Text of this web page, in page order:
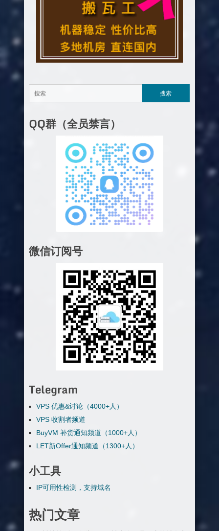
QQ群（全员禁言）
微信订阅号
Telegram
VPS 优惠&讨论（4000+人）
VPS 收割者频道
BuyVM 补货通知频道（1000+人）
LET新Offer通知频道（1300+人）
小工具
IP可用性检测，支持域名
热门文章